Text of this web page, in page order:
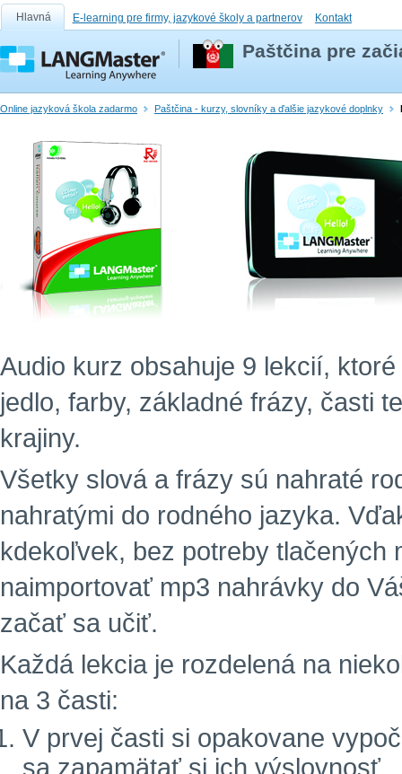
Hlavná E-learning pre firmy, jazykové školy a partnerov Kontakt
Paštčina pre
Online jazyková škola zadarmo Paštčina - kurzy, slovníky a ďalšie jazykové doplnky
Audio kurz obsahuje 9 lekcií,
jedlo, farby, základné frázy, časti
krajiny.
Všetky slová a frázy sú nahraté
nahratými do rodného jazyka.
kdekoľvek, bez potreby tlačených
naimportovať mp3 nahrávky do
začať sa učiť.
Každá lekcia je rozdelená na
na 3 časti:
V prvej časti si opakovane
sa zapamätať si ich výslovnosť.